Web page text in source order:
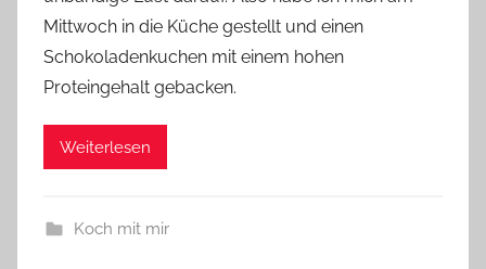
e
Mittwoch in die Küche gestellt und einen
Schokoladenkuchen mit einem hohen
Proteingehalt gebacken.
Weiterlesen
Koch mit mir